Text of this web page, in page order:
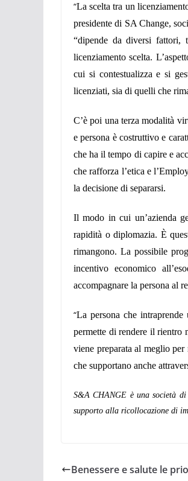
“La scelta tra un
presidente di SA Change,
“dipende da diversi fattori,
licenziamento scelta.
cui si contestualizza e si
licenziati, sia di quelli che
C’è poi una terza modalità
e persona è costruttivo e
che ha il tempo di capire e
che rafforza l’etica e
la decisione di separarsi.
Il modo in cui un’azienda
rapidità o diplomazia. È
rimangono. La possibile
incentivo economico
accompagnare la persona al
“La persona che intraprende
permette di rendere il rientro
viene preparata al meglio
che supportano anche
S&A CHANGE è una società
supporto alla ricollocazione di
Benessere e salute le